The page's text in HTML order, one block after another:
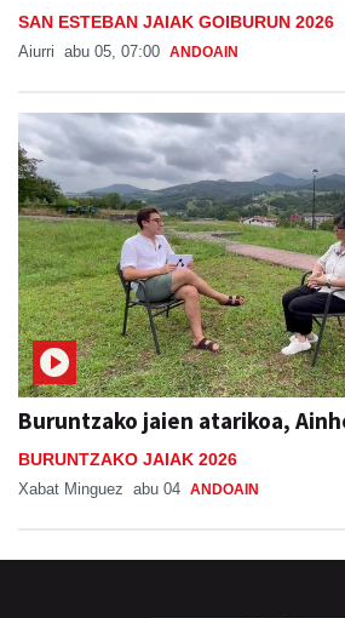
SAN ESTEBAN JAIAK GOIBURUN 2026
Aiurri abu 05, 07:00 ANDOAIN
Buruntzako jaien atarikoa,
BURUNTZAKO JAIAK 2026
Xabat Minguez abu 04 ANDOAIN